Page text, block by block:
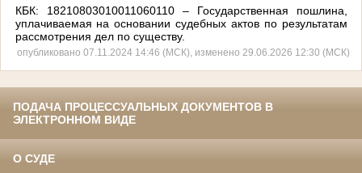
КБК: 18210803010011060110 – Государственная пошлина,
уплачиваемая на основании судебных актов по результатам
рассмотрения дел по существу.
опубликовано 07.11.2024 14:46 (МСК), изменено 29.06.2026 12:30 (МСК)
ПОДАЧА ПРОЦЕССУАЛЬНЫХ ДОКУМЕНТОВ В
ЭЛЕКТРОННОМ ВИДЕ
О СУДЕ